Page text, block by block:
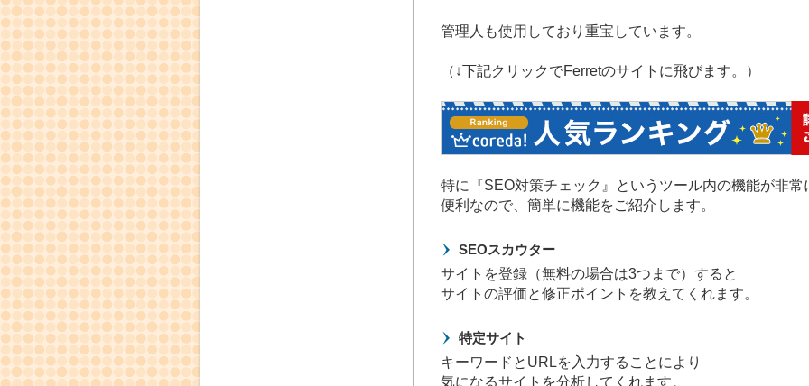
管理人も使用しており重宝しています。
（↓下記クリックでFerretのサイトに飛びます。）
特に『SEO対策チェック』というツール内の機能が非常
便利なので、簡単に機能をご紹介します。
SEOスカウター
サイトを登録（無料の場合は3つまで）すると
サイトの評価と修正ポイントを教えてくれます。
特定サイト
キーワードとURLを入力することにより
気になるサイトを分析してくれます。